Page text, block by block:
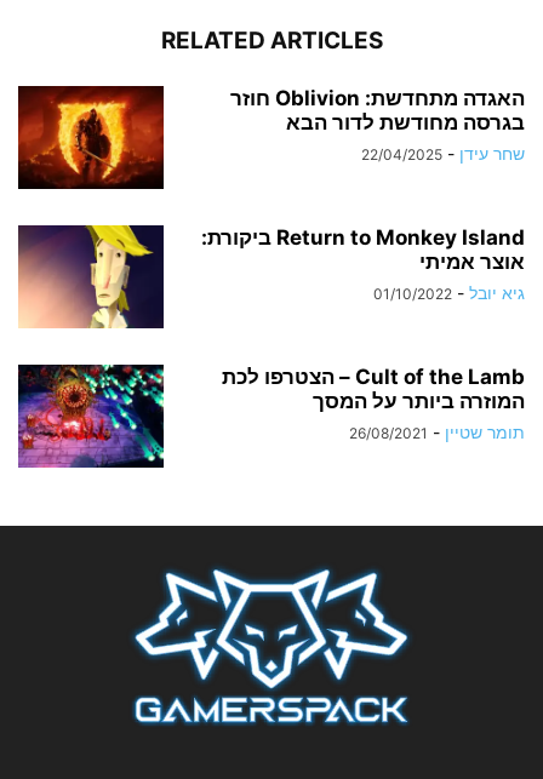
RELATED ARTICLES
האגדה מתחדשת: Oblivion חוזר
בגרסה מחודשת לדור הבא
שחר עידן -
22/04/2025
Return to Monkey Island ביקורת:
אוצר אמיתי
גיא יובל -
01/10/2022
Cult of the Lamb – הצטרפו לכת
המוזרה ביותר על המסך
תומר שטיין -
26/08/2021